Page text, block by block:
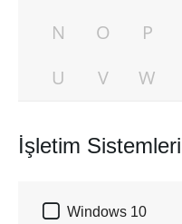
N
O P
U
V W
İşletim Sistemleri
 Windows 10